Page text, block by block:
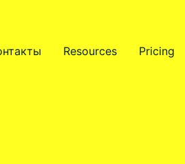
Resources Pricing